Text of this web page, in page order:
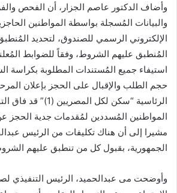
وأضاف الدكتور عاصم الجزار، أن الفحص
والبيانات المُسجلة بواسطة المواطنين
الإلكتروني الرسمي للصندوق، لتحديد
المُنطبق عليهم الشروط، وفقاً للضوابط
استيفاء جميع المُستندات المطلوبة بكراسة
حجم الطلب والإقبال على الحجز بإعلان
الرئاسية “سكن لكل
مشيرا إلى أن هناك تكليفات من الرئيس
الجمهورية، بقبول كل من تنطبق عليهم
وأوضحت مى عبدالحميد، الرئيس التنفيذي